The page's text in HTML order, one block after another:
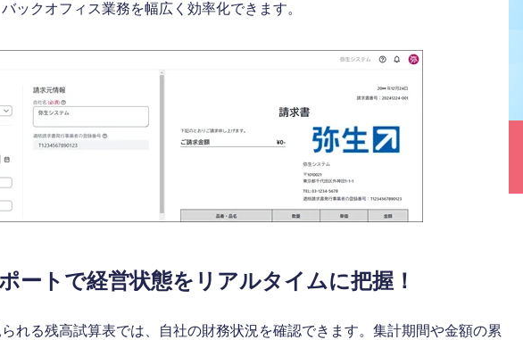
ックオフィス業務を幅広く効率化できます。
ートで経営状態をリアルタイムに把握！
れる残高試算表では、自社の財務状況を確認できます。集計期間や金額の累